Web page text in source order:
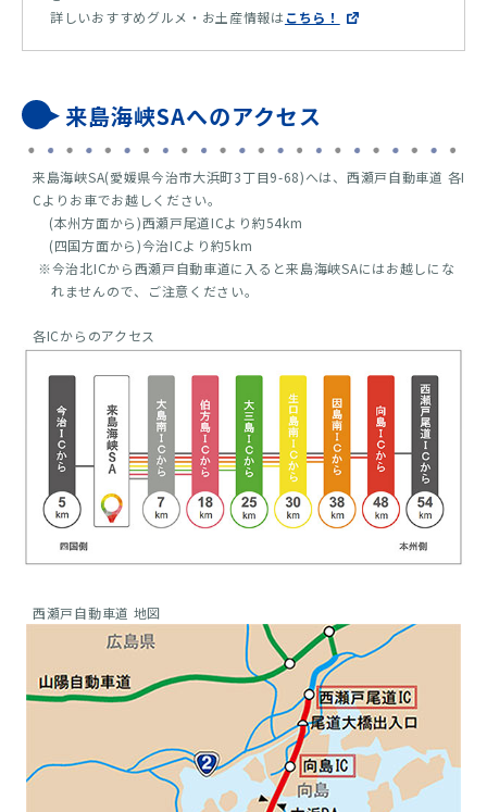
詳しいおすすめグルメ・お土産情報は こちら！
来島海峡SAへのアクセス
来島海峡SA(愛媛県今治市大浜町3丁目9-68)へは、西瀬戸自動車道 各I
Cよりお車でお越しください。
(本州方面から)西瀬戸尾道ICより約54km
(四国方面から)今治ICより約5km
※今治北ICから西瀬戸自動車道に入ると来島海峡SAにはお越しにな
れませんので、ご注意ください。
各ICからのアクセス
西瀬戸自動車道 地図